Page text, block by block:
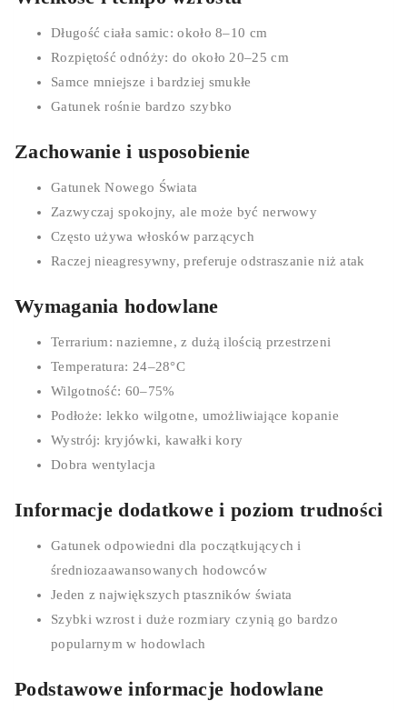
Długość ciała samic: około 8–10 cm
Rozpiętość odnóży: do około 20–25 cm
Samce mniejsze i bardziej smukłe
Gatunek rośnie bardzo szybko
Zachowanie i usposobienie
Gatunek Nowego Świata
Zazwyczaj spokojny, ale może być nerwowy
Często używa włosków parzących
Raczej nieagresywny, preferuje odstraszanie niż atak
Wymagania hodowlane
Terrarium: naziemne, z dużą ilością przestrzeni
Temperatura: 24–28°C
Wilgotność: 60–75%
Podłoże: lekko wilgotne, umożliwiające kopanie
Wystrój: kryjówki, kawałki kory
Dobra wentylacja
Informacje dodatkowe i poziom trudności
Gatunek odpowiedni dla początkujących i
średniozaawansowanych hodowców
Jeden z największych ptaszników świata
Szybki wzrost i duże rozmiary czynią go bardzo
popularnym w hodowlach
Podstawowe informacje hodowlane